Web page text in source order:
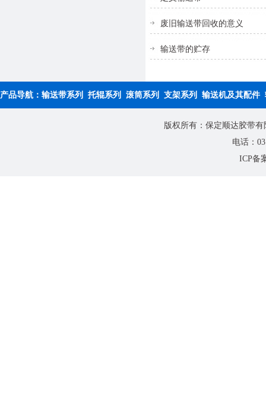
废旧输送带回收的意义
输送带的贮存
产品导航： 输送带系列 托辊系列 滚筒系列 支架系列 输送机及其配件
版权所有：保定顺达胶带
电话：
ICP备